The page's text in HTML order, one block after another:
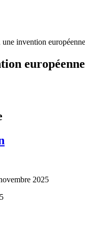
européenne
2025